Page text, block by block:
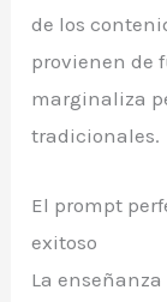
de los
provienen de
marginaliza
tradicionales.
El prompt
exitoso
La